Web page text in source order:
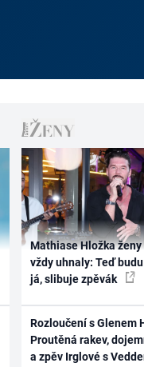
Mathiase Hložka
vždy uhnaly: Teď
já, slibuje zpěvák
Rozloučení s Glenem
Proutěná rakev,
a zpěv Irglové s